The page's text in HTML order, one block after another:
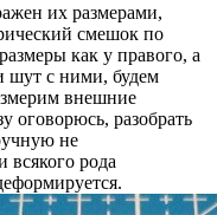
их размерами,
смешок по
как у правого, а
шут с ними, будем
внешние
оговорюсь, разобрать
не
всякого рода